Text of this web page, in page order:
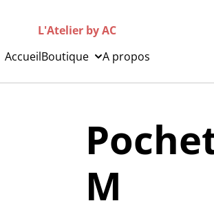
L'Atelier by AC
AccueilBoutique A propos
M